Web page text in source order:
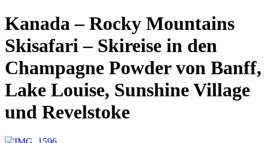
Kanada – Rocky Mountains
Skisafari – Skireise in den
Champagne Powder von Banff,
Lake Louise, Sunshine Village
und Revelstoke